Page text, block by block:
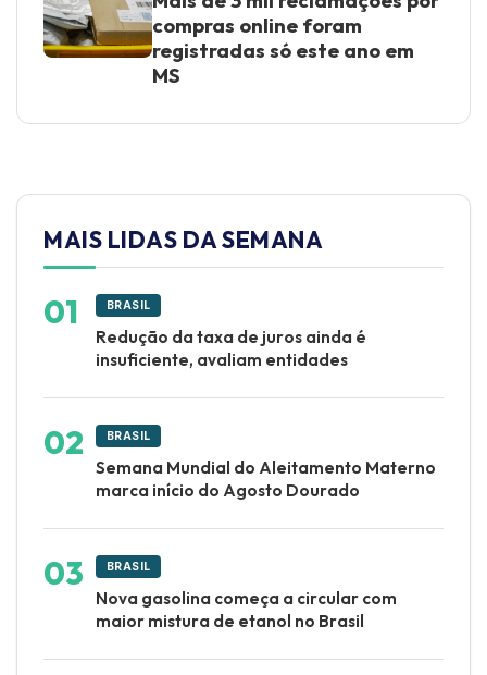
compras online foram
registradas só este ano em
MS
MAIS LIDAS DA SEMANA
BRASIL
Redução da taxa de juros ainda é
insuficiente, avaliam entidades
BRASIL
Semana Mundial do Aleitamento Materno
marca início do Agosto Dourado
BRASIL
Nova gasolina começa a circular com
maior mistura de etanol no Brasil